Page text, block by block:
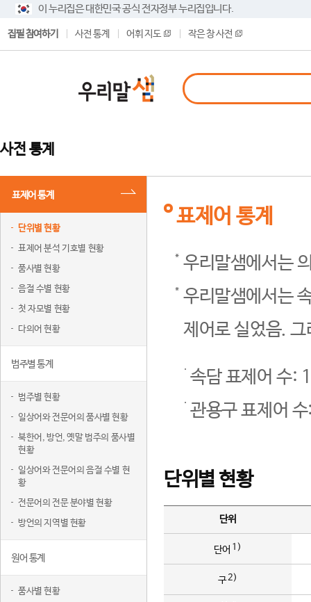
이 누리집은 대한민국 공식 전자정부 누리집입니다.
집필 참여하기 사전 통계 어휘 지도 작은 창 사전
사전 통계
표제어 통계
단위별 현황
표제어 분석 기호별 현황
품사별 현황
음절 수별 현황
첫 자모별 현황
다의어 현황
범주별 통계
범주별 현황
일상어와 전문어의 품사별 현황
북한어, 방언, 옛말 범주의 품사별
현황
일상어와 전문어의 음절 수별 현
황
전문어의 전문 분야별 현황
방언의 지역별 현황
원어 통계
품사별 현황
표제어 통계
우리말샘에서는
우리말샘에서는
제어로 실었음.
속담 표제어 수:
관용구 표제어
단위별 현황
단위
단어 1)
구2)